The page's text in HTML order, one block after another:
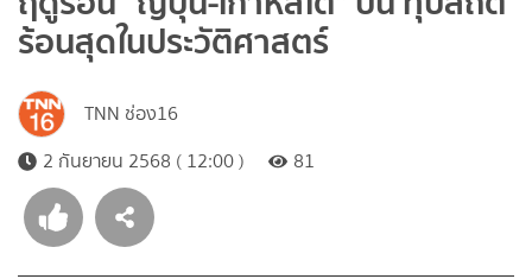
ร้อนสุดในประวัติศาสตร์
TNN ช่อง16
2 กันยายน 2568 ( 12:00 )
81